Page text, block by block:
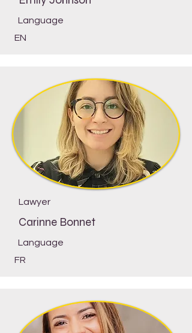
Language
EN
Lawyer
Carinne Bonnet
Language
FR